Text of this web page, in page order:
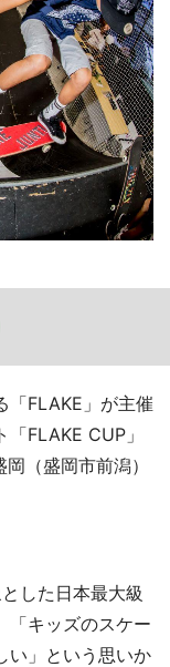
FLAKE」が主催
FLAKE CUP」
（盛岡市前潟）
した日本最大級
「キッズのスケー
い」という思いか